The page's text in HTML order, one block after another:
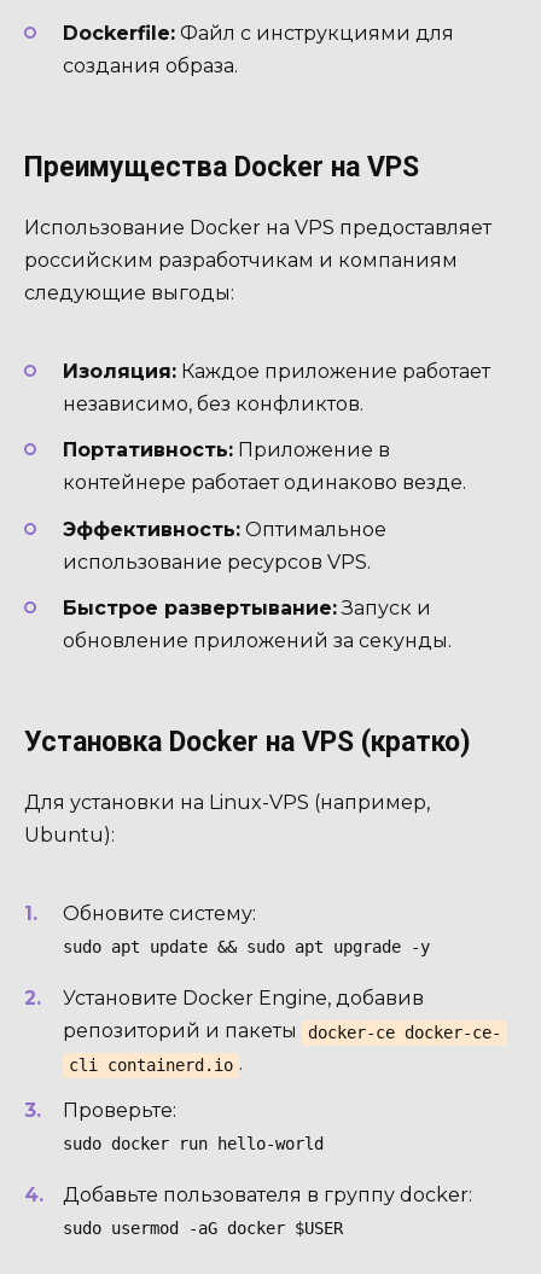
Dockerfile: Файл с инструкциями для
создания образа.
Преимущества Docker на VPS
Использование Docker на VPS предоставляет
российским разработчикам и компаниям
следующие выгоды:
Изоляция: Каждое приложение работает
независимо, без конфликтов.
Портативность: Приложение в
контейнере работает одинаково везде.
Эффективность: Оптимальное
использование ресурсов VPS.
Быстрое развертывание:Запуск и
обновление приложений за секунды.
Установка Docker на VPS (кратко)
Для установки на Linux-VPS (например,
Ubuntu):
Обновите систему:
sudo apt update && sudo apt upgrade -y
Установите Docker Engine, добавив
репозиторий и пакеты
docker-ce docker-ce-
cli containerd.io .
Проверьте:
sudo docker run hello-world
Добавьте пользователя в группу docker:
sudo usermod -aG docker $USER